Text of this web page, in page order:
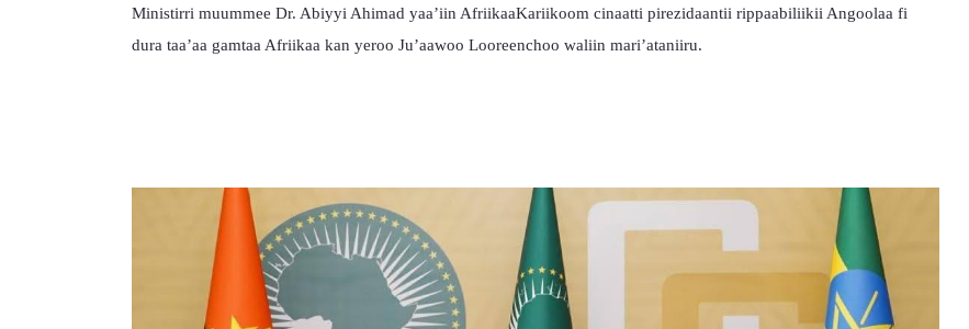
Ministirri muummee Dr. Abiyyi Ahimad yaa’iin AfriikaaKariikoom cinaatti pirezidaantii rippaabiliikii Angoolaa fi
dura taa’aa gamtaa Afriikaa kan yeroo Ju’aawoo Looreenchoo waliin mari’ataniiru.